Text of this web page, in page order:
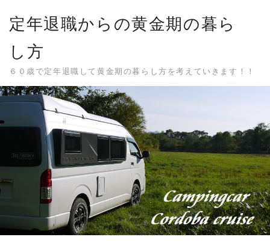
content
定年退職からの黄金期の暮ら
し方
６０歳で定年退職して黄金期の暮らし方を考えていきます！！